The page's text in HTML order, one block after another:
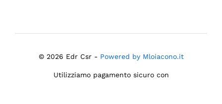
© 2026 Edr Csr - Powered by Mloiacono.it
Utilizziamo pagamento sicuro con